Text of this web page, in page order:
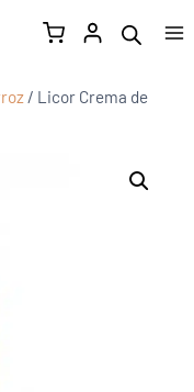
/ Licor Crema de